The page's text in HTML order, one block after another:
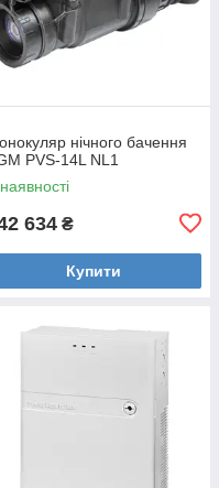
нічного бачення
PVS-14L NL1
634 ₴
Купити